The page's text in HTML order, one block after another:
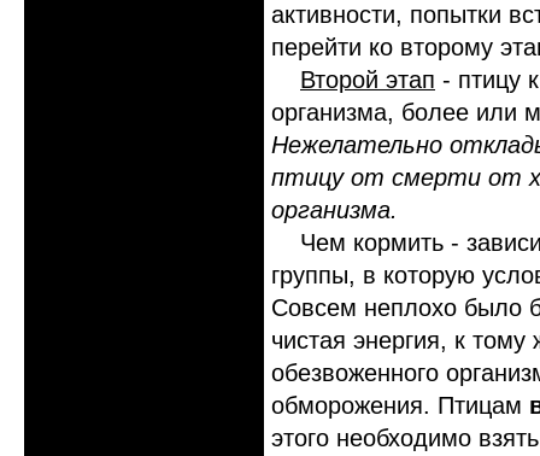
активности, попытки
перейти ко второму
Второй этап - птицу
организма, более или
Нежелательно
птицу от смерти от
организма.
Чем кормить -
группы, в которую
Совсем неплохо было
чистая энергия, к
обезвоженного
обморожения. Птицам
этого необходимо